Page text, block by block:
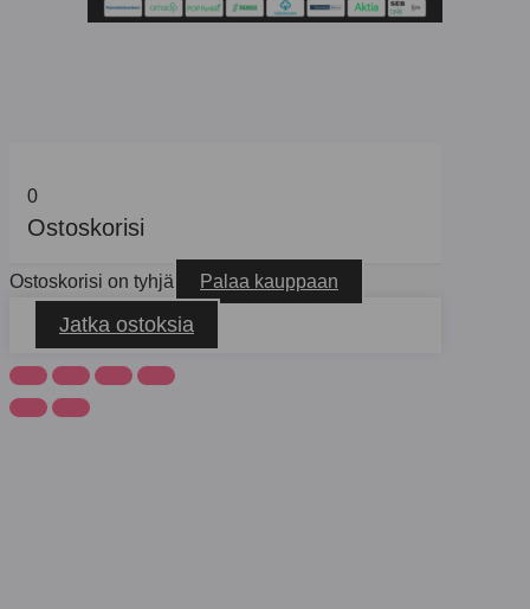
0
Ostoskorisi
Ostoskorisi on tyhjä Palaa kauppaan
Jatka ostoksia